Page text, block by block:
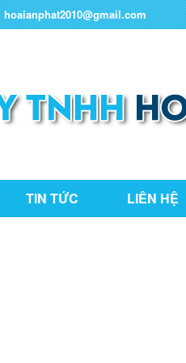
hoaianphat2010@gmail.com
TIN TỨC LIÊN HỆ